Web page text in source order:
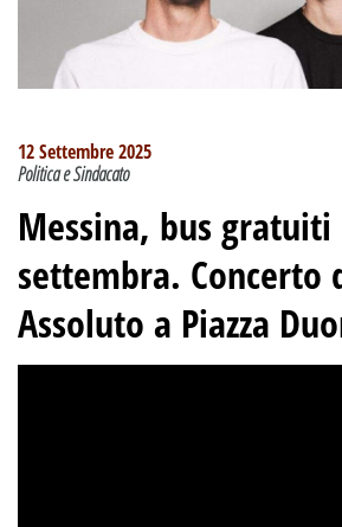
12 Settembre 2025
Politica e Sindacato
Messina, bus
settembra. Concerto
Assoluto a Piazza